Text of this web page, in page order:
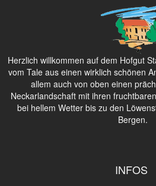
Herzlich willkommen auf dem Hofgut
vom Tale aus einen wirklich schönen
allem auch von oben einen
Neckarlandschaft mit ihren
bei hellem Wetter bis zu den
Bergen.
INFOS